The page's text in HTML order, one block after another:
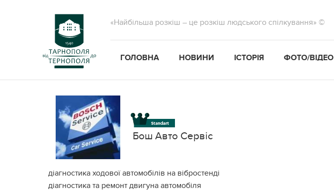
«Найбільша розкіш – це розкіш людського спілкування» ©
ГОЛОВНА НОВИНИ ІСТОРІЯ ФОТО/ВІДЕО
Бош Авто Сервіс
діагностика ходової автомобілів на вібростенді
діагностика та ремонт двигуна автомобіля